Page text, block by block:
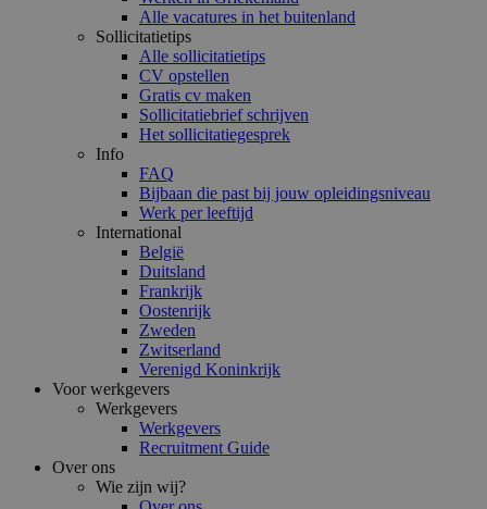
Alle vacatures in het buitenland
Sollicitatietips
Alle sollicitatietips
CV opstellen
Gratis cv maken
Sollicitatiebrief schrijven
Het sollicitatiegesprek
Info
FAQ
Bijbaan die past bij jouw opleidingsniveau
Werk per leeftijd
International
België
Duitsland
Frankrijk
Oostenrijk
Zweden
Zwitserland
Verenigd Koninkrijk
Voor werkgevers
Werkgevers
Werkgevers
Recruitment Guide
Over ons
Wie zijn wij?